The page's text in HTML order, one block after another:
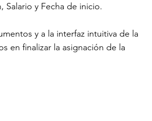
y Fecha de inicio.
y a la interfaz intuitiva de la
en finalizar la asignación de la